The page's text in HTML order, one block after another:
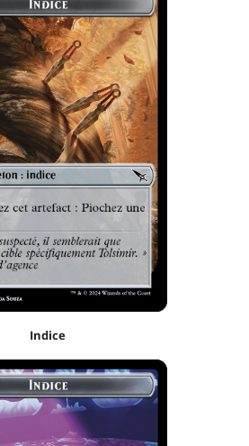
Indice